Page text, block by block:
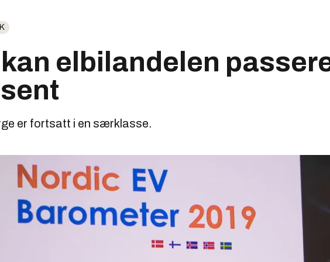
kan elbilandelen
er fortsatt i en særklasse.